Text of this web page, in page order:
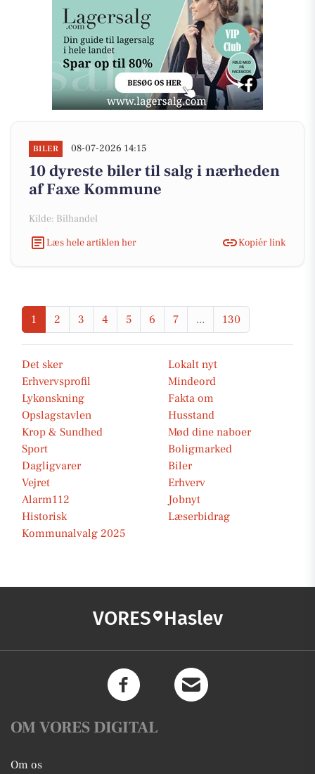
BILER 08-07-2026 14:15
10 dyreste biler til salg i nærheden
af Faxe Kommune
Kilde: Bilhandel
Læs hele artiklen her
Kopiér link
1 2 3 4 5 6 7 ... 130
Det sker
Lokalt nyt
Erhvervsprofil
Mindeord
Lykønskning
Fakta om
Opslagstavlen
Husstand
Krop & Sundhed
Mød dine naboer
Sport
Boligmarked
Dagligvarer
Biler
Vejret
Erhverv
Alarm112
Jobnyt
Historisk
Læserbidrag
Kommunalvalg 2025
VORES Haslev
OM VORES DIGITAL
Om os